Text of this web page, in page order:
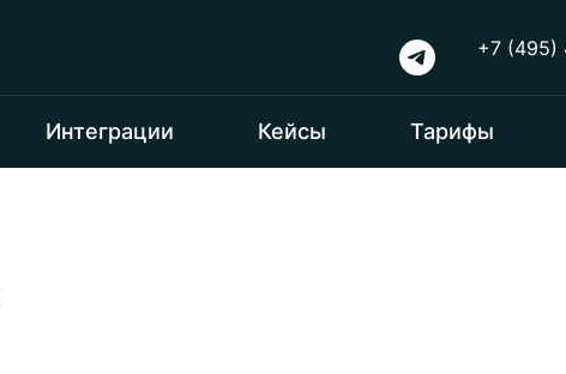
+7 (495)
Интеграции Кейсы Тарифы